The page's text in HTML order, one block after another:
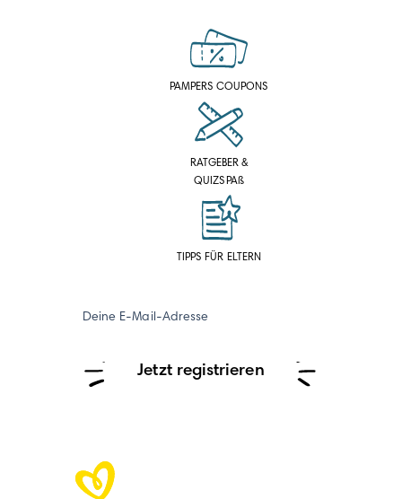
PAMPERS COUPONS
RATGEBER &
QUIZSPAß
TIPPS FÜR ELTERN
Deine E-Mail-Adresse
Jetzt registrieren